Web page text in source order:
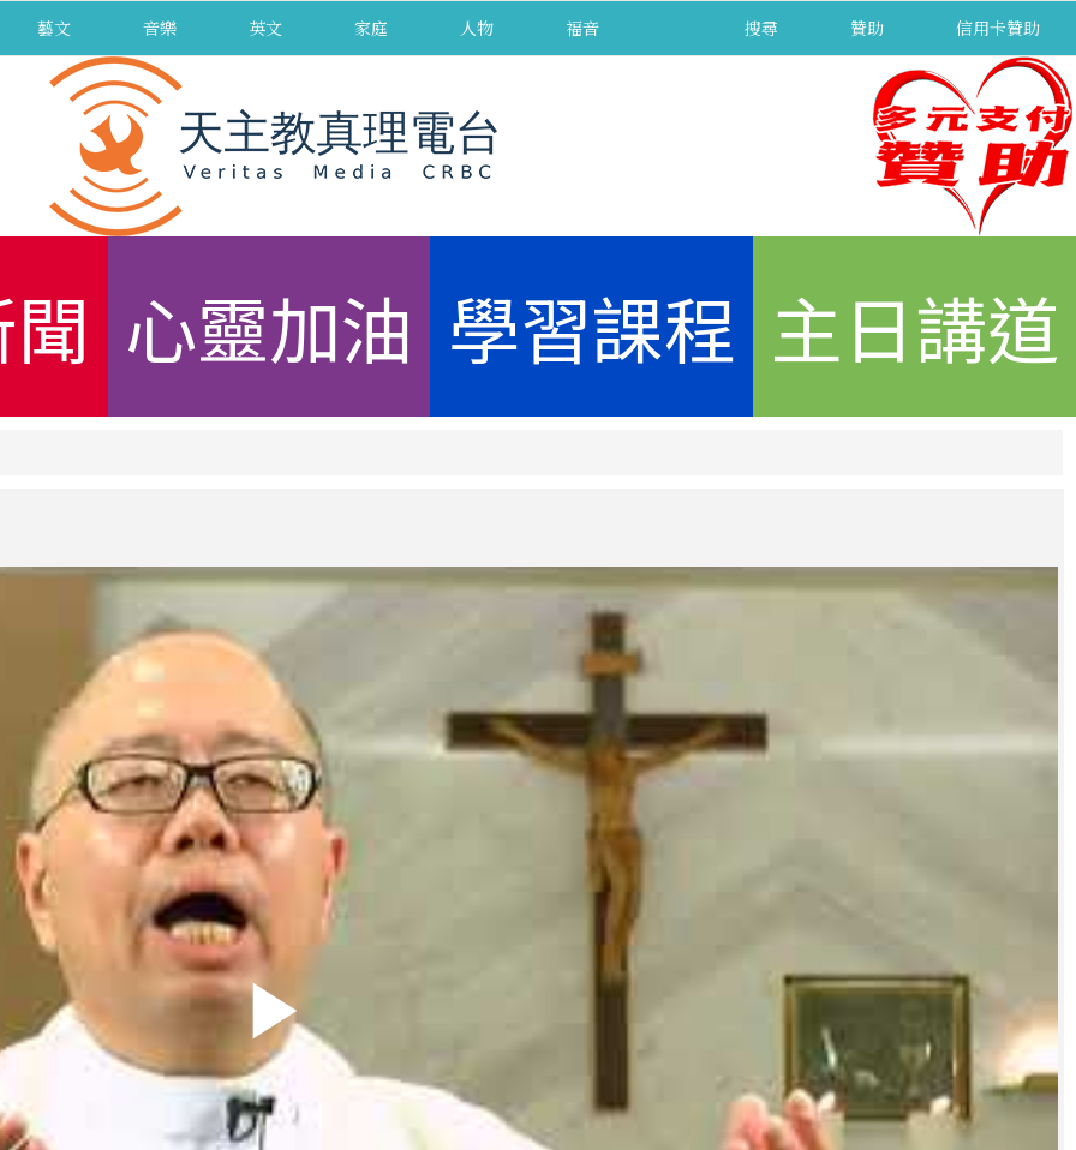
藝文 音樂 英文 家庭 人物 福音 搜尋 贊助 信用卡贊助
心靈加油 學習課程 主日講道